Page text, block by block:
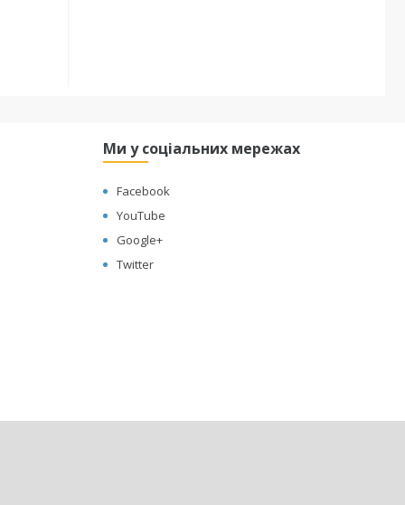
Ми у соціальних мережах
Facebook
YouTube
Google+
Twitter